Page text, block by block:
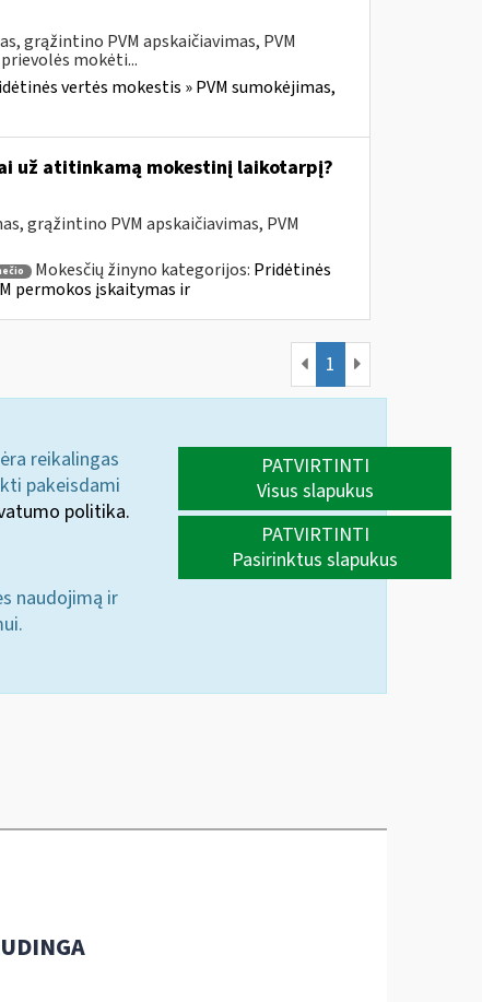
grąžintino PVM apskaičiavimas, PVM
mokėti...
vertės mokestis » PVM sumokėjimas,
už atitinkamą mokestinį laikotarpį?
grąžintino PVM apskaičiavimas, PVM
Mokesčių žinyno kategorijos: Pridėtinės
permokos įskaitymas ir
1
reikalingas
pakeisdami
politika.
naudojimą ir
PATVIRTINTI
Visus slapukus
PATVIRTINTI
Pasirinktus slapukus